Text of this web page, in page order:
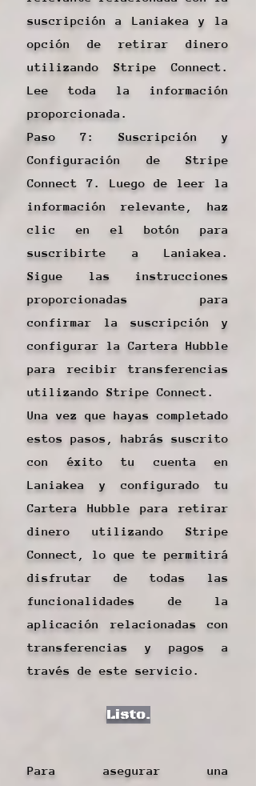
suscripción a Laniakea y la
opción de retirar dinero
utilizando Stripe Connect.
Lee toda la información
proporcionada.
Paso 7: Suscripción y
Configuración de Stripe
Connect 7. Luego de leer la
información relevante, haz
clic en el botón para
suscribirte a Laniakea.
Sigue las instrucciones
proporcionadas para
confirmar la suscripción y
configurar la Cartera Hubble
para recibir transferencias
utilizando Stripe Connect.
Una vez que hayas completado
estos pasos, habrás suscrito
con éxito tu cuenta en
Laniakea y configurado tu
Cartera Hubble para retirar
dinero utilizando Stripe
Connect, lo que te permitirá
disfrutar de todas las
funcionalidades de la
aplicación relacionadas con
transferencias y pagos a
través de este servicio.
Listo.
Para asegurar una